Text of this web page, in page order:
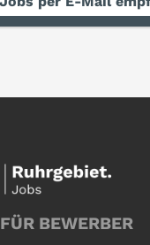
FÜR BEWERBER